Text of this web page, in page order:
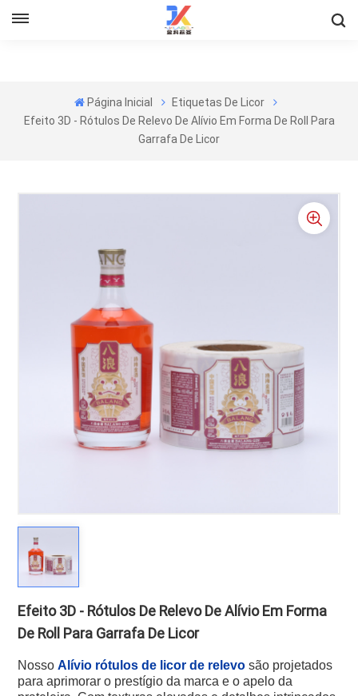
Página Inicial
Etiquetas De Licor
Efeito 3D - Rótulos De Relevo De Alívio Em Forma De Roll Para
Garrafa De Licor
Efeito 3D - Rótulos De Relevo De Alívio Em Forma
De Roll Para Garrafa De Licor
NossoAlívio rótulos de licor de relevo são projetados
para aprimorar o prestígio da marca e o apelo da